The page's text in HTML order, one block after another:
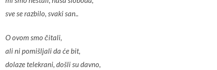
sve se razbilo, svaki san..
O ovom smo čitali,
ali ni pomišljali da će bit,
dolaze telekrani, došli su davno,